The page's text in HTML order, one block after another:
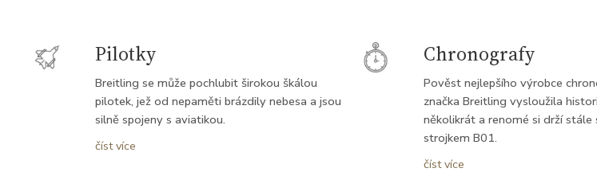
Pilotky
Breitling se může pochlubit širokou škálou
pilotek, jež od nepaměti brázdily nebesa a jsou
silně spojeny s aviatikou.
Brázdily nebesa již v počátcích moderního
číst více
Chronografy
Pověst nejlepšího výrobce
značka Breitling vysloužila
několikrát a renomé si drží stále
strojkem B01.
Léon Breitling, zakladatel značky,
číst více